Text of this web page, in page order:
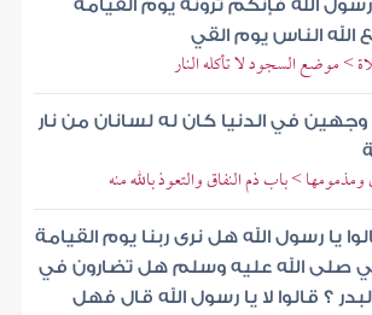
رسول الله فإنكم ترونه يوم القيامة
الناس يوم القي
> موضع السجود لا تأكله النار
في الدنيا كان له لسانان من نار
> باب ذم النفاق والتعوذ بالله منه
يا رسول الله هل نرى ربنا يوم القيامة
صلى الله عليه وسلم هل تضارون في
؟ قالوا لا يا رسول الله قال فهل